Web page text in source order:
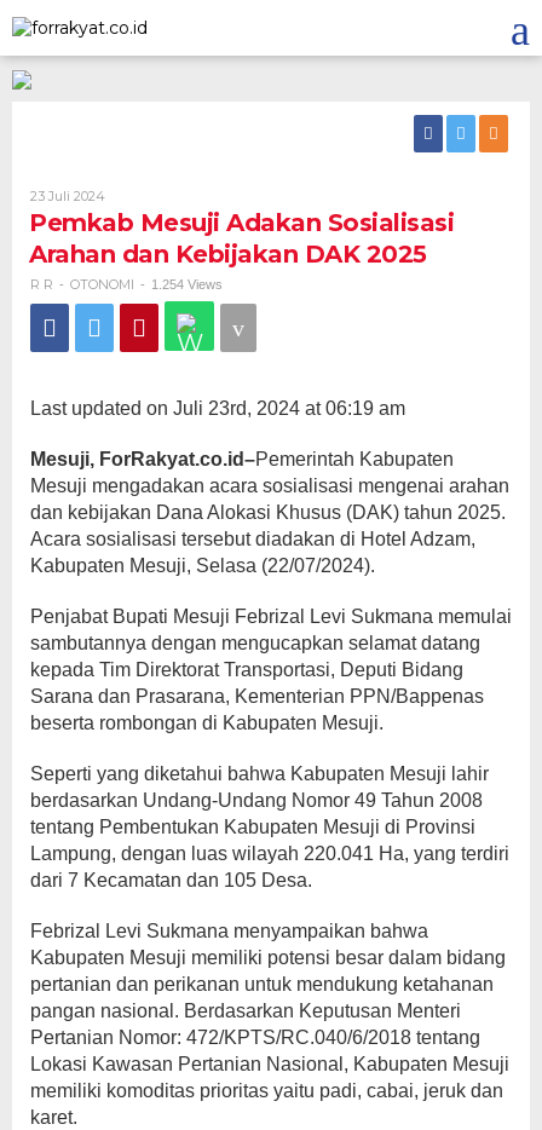
to
content
23 Juli 2024Oleh
R
Pemkab Mesuji Adakan Sosialisasi
Arahan dan Kebijakan DAK 2025
R R - OTONOMI - 1.254 Views
Last updated on Juli 23rd, 2024 at 06:19 am
Mesuji, ForRakyat.co.id–Pemerintah Kabupaten
Mesuji mengadakan acara sosialisasi mengenai arahan
dan kebijakan Dana Alokasi Khusus (DAK) tahun 2025.
Acara sosialisasi tersebut diadakan di Hotel Adzam,
Kabupaten Mesuji, Selasa (22/07/2024).
Penjabat Bupati Mesuji Febrizal Levi Sukmana memulai
sambutannya dengan mengucapkan selamat datang
kepada Tim Direktorat Transportasi, Deputi Bidang
Sarana dan Prasarana, Kementerian PPN/Bappenas
beserta rombongan di Kabupaten Mesuji.
Seperti yang diketahui bahwa Kabupaten Mesuji lahir
berdasarkan Undang-Undang Nomor 49 Tahun 2008
tentang Pembentukan Kabupaten Mesuji di Provinsi
Lampung, dengan luas wilayah 220.041 Ha, yang terdiri
dari 7 Kecamatan dan 105 Desa.
Febrizal Levi Sukmana menyampaikan bahwa
Kabupaten Mesuji memiliki potensi besar dalam bidang
pertanian dan perikanan untuk mendukung ketahanan
pangan nasional. Berdasarkan Keputusan Menteri
Pertanian Nomor: 472/KPTS/RC.040/6/2018 tentang
Lokasi Kawasan Pertanian Nasional, Kabupaten Mesuji
memiliki komoditas prioritas yaitu padi, cabai, jeruk dan
karet.